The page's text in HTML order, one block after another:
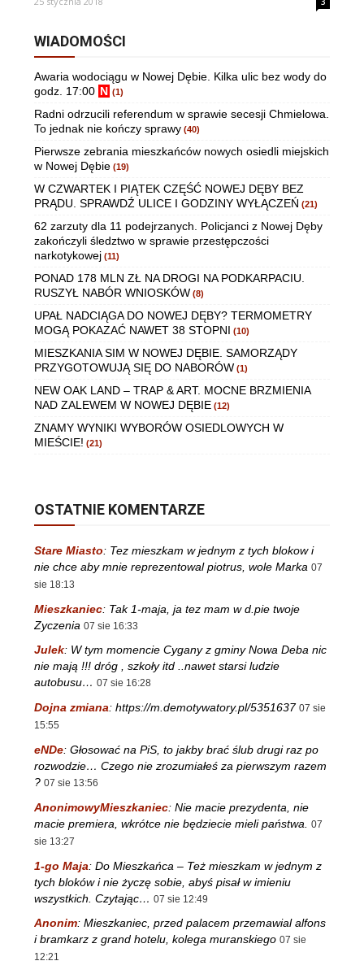
WIADOMOŚCI
Awaria wodociągu w Nowej Dębie. Kilka ulic bez wody do
godz. 17:00 N (1)
Radni odrzucili referendum w sprawie secesji Chmielowa.
To jednak nie kończy sprawy (40)
Pierwsze zebrania mieszkańców nowych osiedli miejskich
w Nowej Dębie (19)
W CZWARTEK I PIĄTEK CZĘŚĆ NOWEJ DĘBY BEZ
PRĄDU. SPRAWDŹ ULICE I GODZINY WYŁĄCZEŃ (21)
62 zarzuty dla 11 podejrzanych. Policjanci z Nowej Dęby
zakończyli śledztwo w sprawie przestępczości
narkotykowej (11)
PONAD 178 MLN ZŁ NA DROGI NA PODKARPACIU.
RUSZYŁ NABÓR WNIOSKÓW (8)
UPAŁ NADCIĄGA DO NOWEJ DĘBY? TERMOMETRY
MOGĄ POKAZAĆ NAWET 38 STOPNI (10)
MIESZKANIA SIM W NOWEJ DĘBIE. SAMORZĄDY
PRZYGOTOWUJĄ SIĘ DO NABORÓW (1)
NEW OAK LAND – TRAP & ART. MOCNE BRZMIENIA
NAD ZALEWEM W NOWEJ DĘBIE (12)
ZNAMY WYNIKI WYBORÓW OSIEDLOWYCH W
MIEŚCIE! (21)
OSTATNIE KOMENTARZE
Stare Miasto: Tez mieszkam w jednym z tych blokow i
nie chce aby mnie reprezentowal piotrus, wole Marka 07
sie 18:13
Mieszkaniec: Tak 1-maja, ja tez mam w d.pie twoje
Zyczenia 07 sie 16:33
Julek: W tym momencie Cygany z gminy Nowa Deba nic
nie mają !!! dróg , szkoły itd ..nawet starsi ludzie
autobusu… 07 sie 16:28
Dojna zmiana: https://m.demotywatory.pl/5351637 07 sie
15:55
eNDe: Głosować na PiS, to jakby brać ślub drugi raz po
rozwodzie… Czego nie zrozumiałeś za pierwszym razem
? 07 sie 13:56
AnonimowyMieszkaniec: Nie macie prezydenta, nie
macie premiera, wkrótce nie będziecie mieli państwa.
07
sie 13:27
1-go Maja: Do Mieszkańca – Też mieszkam w jednym z
tych bloków i nie życzę sobie, abyś pisał w imieniu
wszystkich. Czytając… 07 sie 12:49
Anonim: Mieszkaniec, przed palacem przemawial alfons
i bramkarz z grand hotelu, kolega muranskiego 07 sie
12:21